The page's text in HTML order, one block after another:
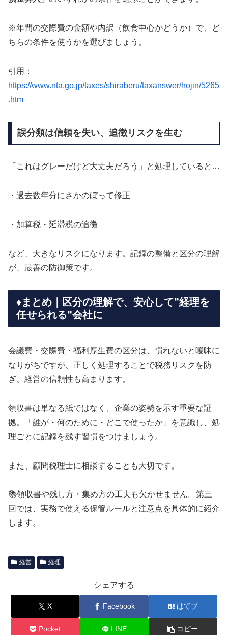
※年間の交際費の金額や内訳（飲食中心かどうか）で、ど
ちらの条件を使うかを選びましょう。
引用：
https://www.nta.go.jp/taxes/shiraberu/taxanswer/hojin/5265
.htm
誤分類は信頼を失い、追徴リスクを生む
「これはグレーだけど大丈夫だろう」と処理していると…
・過去数年分にさかのぼって修正
・加算税・延滞税の追徴
など、大きなリスクになります。記録の整備と区分の理解
が、最善の防御策です。
♦️まとめ｜区分の理解で、安心して”経理を
任せられる”会社に
会議費・交際費・福利厚生費の区分は、慣れないと曖昧に
なりがちですが、正しく処理することで税務リスクを防
ぎ、経営の信頼性も高まります。
領収書は単なる紙ではなく、企業の姿勢を示す重要な証
拠。「誰が・何のために・どこで使ったか」を意識し、処
理ごとに記録を残す習慣をつけましょう。
また、顧問税理士に相談することも大切です。
📚領収書や残し方・集め方の工夫も欠かせません。第三
回では、実務で使える保管ルールと注意点を具体的に紹介
します。
経営 経理
シェアする
X Facebook はてブ
Pocket LINE コピー